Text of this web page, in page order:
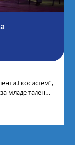
младе таленте